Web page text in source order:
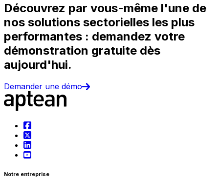
Découvrez par vous-même l'une de
nos solutions sectorielles les plus
performantes : demandez votre
démonstration gratuite dès
aujourd'hui.
Demander une démo
Notre entreprise